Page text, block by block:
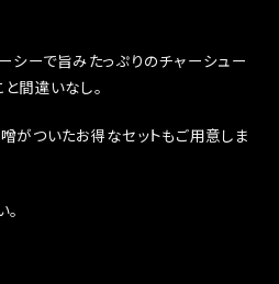
シーで旨みたっぷりのチャーシュー
間違いなし。
がついたお得なセットもご用意しま